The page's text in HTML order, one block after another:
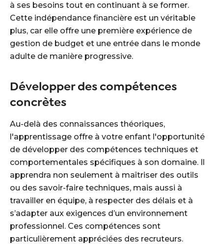
à ses besoins tout en continuant à se former.
Cette indépendance financière est un véritable
plus, car elle offre une première expérience de
gestion de budget et une entrée dans le monde
adulte de manière progressive.
Développer des compétences
concrètes
Au-delà des connaissances théoriques,
l'apprentissage offre à votre enfant l'opportunité
de développer des compétences techniques et
comportementales spécifiques à son domaine. Il
apprendra non seulement à maîtriser des outils
ou des savoir-faire techniques, mais aussi à
travailler en équipe, à respecter des délais et à
s’adapter aux exigences d’un environnement
professionnel. Ces compétences sont
particulièrement appréciées des recruteurs.